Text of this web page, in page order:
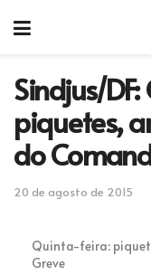
Sindjus/
piquetes,
do
20 de agosto de 2015
Quinta-feira:
Greve